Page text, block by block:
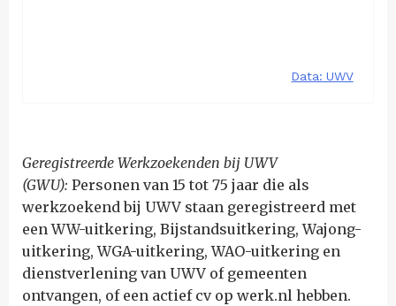
Geregistreerde Werkzoekenden bij UWV
(GWU): Personen van 15 tot 75 jaar die als
werkzoekend bij UWV staan geregistreerd met
een WW-uitkering, Bijstandsuitkering, Wajong-
uitkering, WGA-uitkering, WAO-uitkering en
dienstverlening van UWV of gemeenten
ontvangen, of een actief cv op werk.nl hebben.